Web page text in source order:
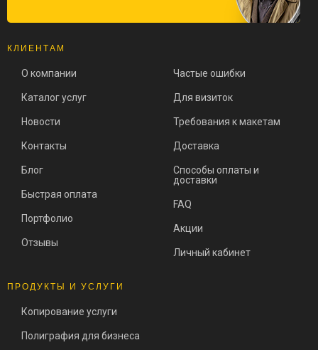
КЛИЕНТАМ
О компании
Каталог услуг
Новости
Контакты
Блог
Быстрая оплата
Портфолио
Отзывы
Частые ошибки
Для визиток
Требования к макетам
Доставка
Способы оплаты и
доставки
FAQ
Акции
Личный кабинет
ПРОДУКТЫ И УСЛУГИ
Копирование услуги
Полиграфия для бизнеса